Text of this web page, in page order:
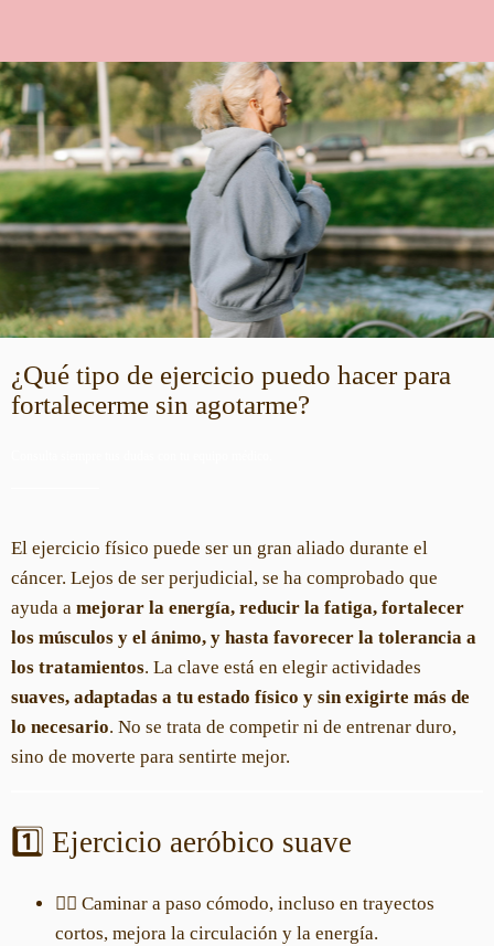
¿Qué tipo de ejercicio puedo hacer para
fortalecerme sin agotarme?
El ejercicio físico puede ser un gran aliado durante el
cáncer. Lejos de ser perjudicial, se ha comprobado que
ayuda a mejorar la energía, reducir la fatiga, fortalecer
los músculos y el ánimo, y hasta favorecer la tolerancia a
los tratamientos. La clave está en elegir actividades
suaves, adaptadas a tu estado físico y sin exigirte más de
lo necesario. No se trata de competir ni de entrenar duro,
sino de moverte para sentirte mejor.
1️⃣ Ejercicio aeróbico suave
🚶‍♀️ Caminar a paso cómodo, incluso en trayectos
cortos, mejora la circulación y la energía.